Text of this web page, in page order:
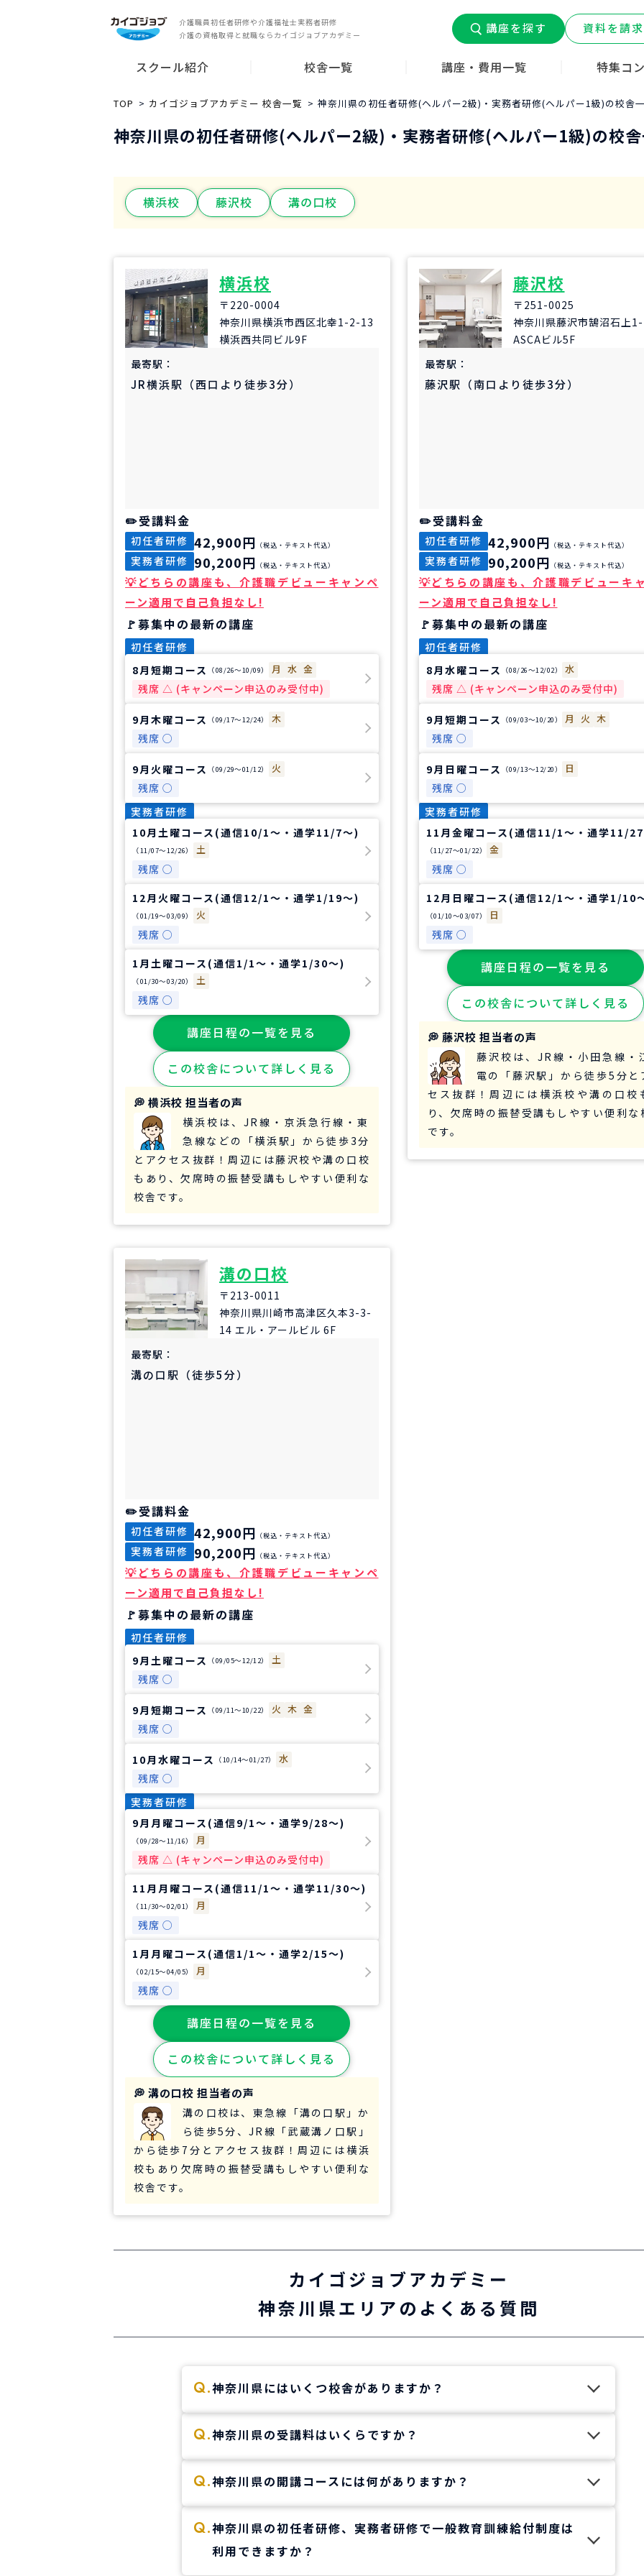
介護職員初任者研修や介護福祉士実務者研修
介護の資格取得と就職ならカイゴジョブアカデミー
講座を探す 資料を請
スクール紹介
スクールの特長
就業サポート
講師紹介
無料説明会
校舎一覧
東京都
神奈川県
千葉県
埼玉県
愛知県
大阪府
兵庫県
広島県
福岡県
その他の都道府県
講座・費用一覧
介護職員初任者研修
介護福祉士実務者研修
介護福祉士受験対策
特集コ
介護職デビュ
介護コラム
みんなの介護
はじめての介
TOP カイゴジョブアカデミー 校舎一覧 神奈川県の初任者研修(ヘルパー2級)・実務者研修(ヘルパー1級)の校舎
神奈川県の初任者研修(ヘルパー2級)・実務者研修(ヘルパー1級)の校
横浜校 藤沢校 溝の口校
横浜校
〒220-0004
神奈川県横浜市西区北幸1-2-13
横浜西共同ビル9F
最寄駅：
JR横浜駅（西口より徒歩3分）
受講料金
初任者研修 42,900円 （税込・テキスト代込）
実務者研修 90,200円 （税込・テキスト代込）
どちらの講座も、介護職デビューキャンペ
ーン適用で自己負担なし!
募集中の最新の講座
初任者研修
8月短期コース
（08/26〜10/09） 月 水 金
残席 △ (キャンペーン申込のみ受付中)
9月木曜コース （09/17〜12/24） 木
残席 ○
9月火曜コース （09/29〜01/12） 火
残席 ○
実務者研修
10月土曜コース(通信10/1～・通学11/7～)
（11/07〜12/26） 土
残席 ○
12月火曜コース(通信12/1～・通学1/19～)
（01/19〜03/09） 火
残席 ○
1月土曜コース(通信1/1～・通学1/30～)
（01/30〜03/20） 土
残席 ○
講座日程の一覧を見る
この校舎について詳しく見る
💭 横浜校 担当者の声
横浜校は、JR線・京浜急行線・東
急線などの「横浜駅」から徒歩3分
とアクセス抜群！周辺には藤沢校や溝の口校
もあり、欠席時の振替受講もしやすい便利な
校舎です。
藤沢校
〒251-0025
神奈川県藤沢市鵠沼石上
ASCAビル5F
最寄駅：
藤沢駅（南口より徒歩3分）
受講料金
初任者研修 42,900円 （税込・テキスト代込）
実務者研修 90,200円 （税込・テキスト代込）
どちらの講座も、介護職デビューキ
ーン適用で自己負担なし!
募集中の最新の講座
初任者研修
8月水曜コース
（08/26〜12/02） 水
残席 △ (キャンペーン申込のみ受付中)
9月短期コース （09/03〜10/20） 月 火 木
残席 ○
9月日曜コース （09/13〜12/20） 日
残席 ○
実務者研修
11月金曜コース(通信11/1～・通学11/
（11/27〜01/22） 金
残席 ○
12月日曜コース(通信12/1～・通学1/10
（01/10〜03/07） 日
残席 ○
講座日程の一覧を見る
この校舎について詳しく見る
💭 藤沢校 担当者の声
藤沢校は、JR線・小田急線・
電の「藤沢駅」から徒歩5分と
セス抜群！周辺には横浜校や溝の口校
り、欠席時の振替受講もしやすい便利な
です。
溝の口校
〒213-0011
神奈川県川崎市高津区久本3-3-
14 エル・アールビル 6F
最寄駅：
溝の口駅（徒歩5分）
受講料金
初任者研修 42,900円 （税込・テキスト代込）
実務者研修 90,200円 （税込・テキスト代込）
どちらの講座も、介護職デビューキャンペ
ーン適用で自己負担なし!
募集中の最新の講座
初任者研修
9月土曜コース
（09/05〜12/12） 土
残席 ○
9月短期コース （09/11〜10/22） 火 木 金
残席 ○
10月水曜コース （10/14〜01/27） 水
残席 ○
実務者研修
9月月曜コース(通信9/1～・通学9/28～)
（09/28〜11/16） 月
残席 △ (キャンペーン申込のみ受付中)
11月月曜コース(通信11/1～・通学11/30～)
（11/30〜02/01） 月
残席 ○
1月月曜コース(通信1/1～・通学2/15～)
（02/15〜04/05） 月
残席 ○
講座日程の一覧を見る
この校舎について詳しく見る
💭 溝の口校 担当者の声
溝の口校は、東急線「溝の口駅」か
ら徒歩5分、JR線「武蔵溝ノ口駅」
から徒歩7分とアクセス抜群！周辺には横浜
校もあり欠席時の振替受講もしやすい便利な
校舎です。
カイゴジョブアカデミー
神奈川県エリアのよくある質問
Q.神奈川県にはいくつ校舎がありますか？
A.
エリアに展開しており、いずれも駅から徒歩圏内です。
Q.神奈川県の受講料はいくらですか？
A.
奈川県の実務者研修の受講料は90,200円※ (税込・テキスト代込) で
す。
※初任者研修、ヘルパー2級修了者の場合
Q.神奈川県の開講コースには何がありますか？
A.
土曜日、日曜日コースがあります。
神奈川県の実務者研修コースは月曜日、火曜日、金曜日、土曜日、日曜
Q.神奈川県の初任者研修、実務者研修で一般教育訓練給付制度は
利用できますか？